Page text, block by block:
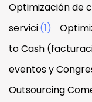
Optimización de
servici(1)
to Cash
eventos y
Outsourcing